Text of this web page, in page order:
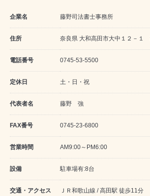
企業名 藤野司法書士事務所
住所 奈良県 大和高田市大中１２－１
電話番号 0745-53-5500
定休日 土・日・祝
代表者名 藤野 強
FAX番号 0745-23-6800
営業時間 AM9:00～PM6:00
設備 駐車場有:8台
交通・アクセス
ＪＲ和歌山線 / 高田駅 徒歩11分